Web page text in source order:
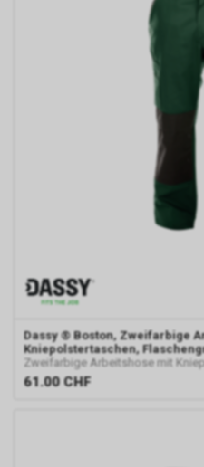
Dassy ® Boston, Zweifarbige
Kniepolstertaschen,
Zweifarbige Arbeitshose mit
61.00 CHF
worden
Durch
uns eine
Besuch
erhalten
der
über die
werden
die Lage
diesem